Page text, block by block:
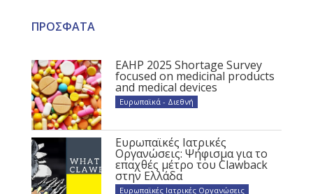
ΠΡΟΣΦΑΤΑ
EAHP 2025 Shortage Survey
focused on medicinal products
and medical devices
Ευρωπαϊκά - Διεθνή
Ευρωπαϊκές Ιατρικές
Οργανώσεις: Ψήφισμα για το
επαχθές μέτρο του Clawback
στην Ελλάδα
Ευρωπαϊκές Ιατρικές Οργανώσεις